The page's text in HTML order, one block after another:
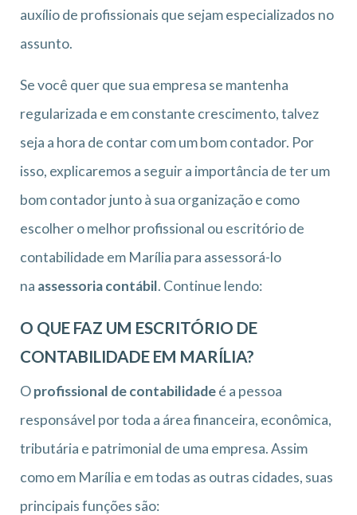
auxílio de profissionais que sejam especializados no
assunto.
Se você quer que sua empresa se mantenha
regularizada e em constante crescimento, talvez
seja a hora de contar com um bom contador. Por
isso, explicaremos a seguir a importância de ter um
bom contador junto à sua organização e como
escolher o melhor profissional ou escritório de
contabilidade em Marília para assessorá-lo
na assessoria contábil. Continue lendo:
O QUE FAZ UM ESCRITÓRIO DE
CONTABILIDADE EM MARÍLIA?
Oprofissional de contabilidadeé a pessoa
responsável por toda a área financeira, econômica,
tributária e patrimonial de uma empresa. Assim
como em Marília e em todas as outras cidades, suas
principais funções são: